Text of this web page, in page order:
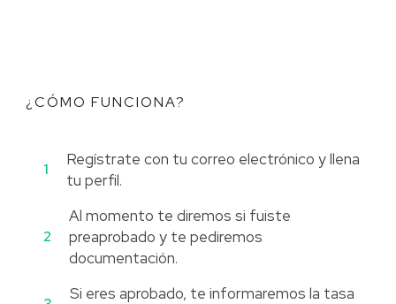
¿CÓMO FUNCIONA?
1
Regístrate con tu correo electrónico y llena
tu perfil.
2
Al momento te diremos si fuiste
preaprobado y te pediremos
documentación.
Si eres aprobado, te informaremos la tasa